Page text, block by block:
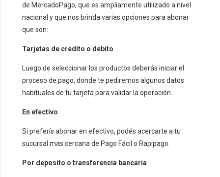
de MercadoPago, que es ampliamente utilizado a nivel
nacional y que nos brinda varias opciones para abonar
que son:
Tarjetas de crédito o débito
Luego de seleccionar los productos deberás iniciar el
proceso de pago, donde te pediremos algunos datos
habituales de tu tarjeta para validar la operación.
En efectivo
Si preferís abonar en efectivo, podés acercarte a tu
sucursal mas cercana de Pago Fácil o Rapipago.
Por deposito o transferencia bancaria